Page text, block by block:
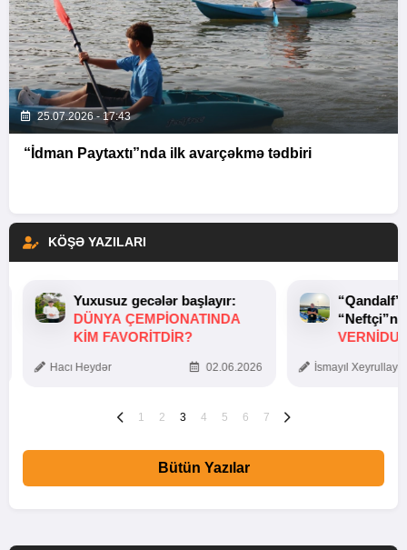
25.07.2026 - 17:43
“İdman Paytaxtı”nda ilk avarçəkmə tədbiri
KÖŞƏ YAZILARI
Yuxusuz gecələr başlayır:
DÜNYA ÇEMPIONATINDA
KIM FAVORITDIR?
Hacı Heydər 02.06.2026 İsmayıl
1 2 3 4 5 6 7
Bütün Yazılar